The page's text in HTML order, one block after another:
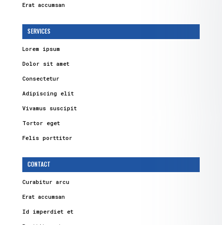
Erat accumsan
SERVICES
Lorem ipsum
Dolor sit amet
Consectetur
Adipiscing elit
Vivamus suscipit
Tortor eget
Felis porttitor
CONTACT
Curabitur arcu
Erat accumsan
Id imperdiet et